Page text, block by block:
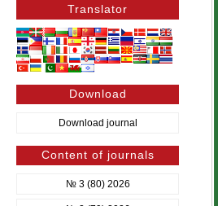
Translator
Download
Download journal
Content of journals
№ 3 (80) 2026